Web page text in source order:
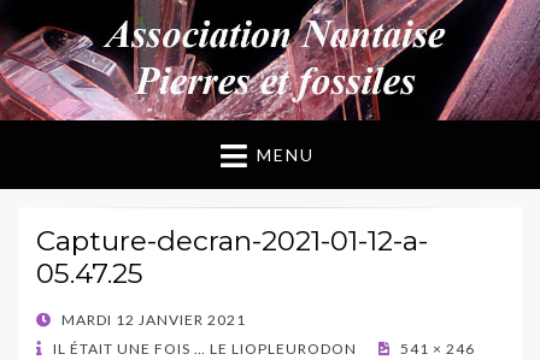
ANPF
Association Nantaise Pierres et Fossiles
MENU
Capture-decran-2021-01-12-a-
05.47.25
POSTED
ON
MARDI 12 JANVIER 2021
IL ÉTAIT UNE FOIS … LE LIOPLEURODON
541 × 246